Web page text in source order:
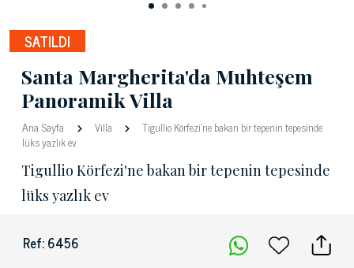
SATILDI
Santa Margherita'da Muhteşem
Panoramik Villa
Ana Sayfa Villa
Tigullio Körfezi'ne bakan bir tepenin tepesinde
lüks yazlık ev
Tigullio Körfezi'ne bakan bir tepenin tepesinde
lüks yazlık ev
Ref: 6456